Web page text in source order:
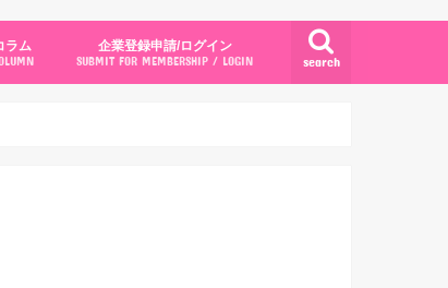
search
ラム 企業登録申請/ログイン
SUBMIT FOR MEMBERSHIP / LOGIN